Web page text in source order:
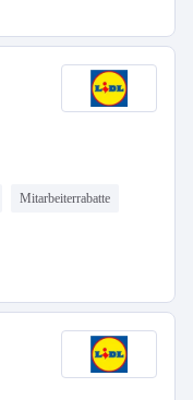
Mitarbeiterrabatte